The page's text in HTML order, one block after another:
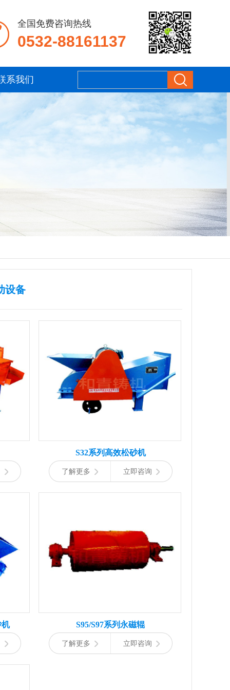
全国免费咨询热线
0532-88161137
系我们
设备
S32系列高效松砂机
了解更多 立即咨询
机 S95/S97系列永磁辊
了解更多 立即咨询